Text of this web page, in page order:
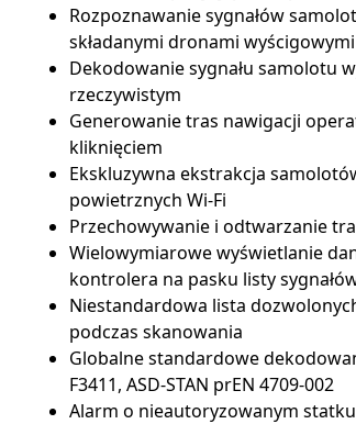
Rozpoznawanie sygnałów
składanymi dronami
Dekodowanie sygnału samolotu
rzeczywistym
Generowanie tras nawigacji
kliknięciem
Ekskluzywna ekstrakcja
powietrznych Wi-Fi
Przechowywanie i odtwarzanie
Wielowymiarowe wyświetlanie
kontrolera na pasku listy
Niestandardowa lista
podczas skanowania
Globalne standardowe
F3411, ASD-STAN prEN 4709-002
Alarm o nieautoryzowanym